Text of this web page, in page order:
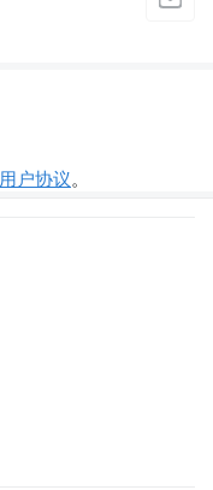
用户协议。